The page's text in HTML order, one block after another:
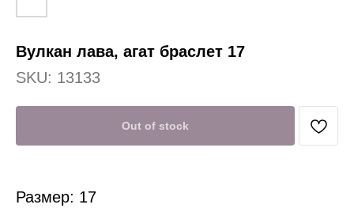
Вулкан лава, агат браслет 17
SKU: 13133
Out of stock
Размер: 17